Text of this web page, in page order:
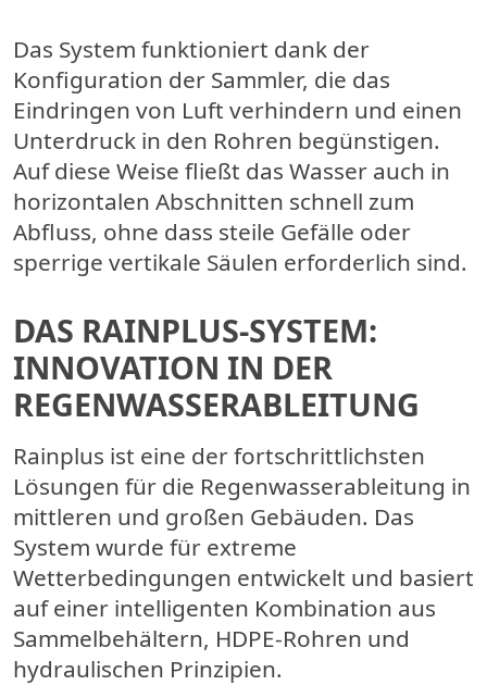
Das System funktioniert dank der
Konfiguration der Sammler, die das
Eindringen von Luft verhindern und einen
Unterdruck in den Rohren begünstigen.
Auf diese Weise fließt das Wasser auch in
horizontalen Abschnitten schnell zum
Abfluss, ohne dass steile Gefälle oder
sperrige vertikale Säulen erforderlich sind.
DAS RAINPLUS-SYSTEM:
INNOVATION IN DER
REGENWASSERABLEITUNG
Rainplus ist eine der fortschrittlichsten
Lösungen für die Regenwasserableitung in
mittleren und großen Gebäuden. Das
System wurde für extreme
Wetterbedingungen entwickelt und basiert
auf einer intelligenten Kombination aus
Sammelbehältern, HDPE-Rohren und
hydraulischen Prinzipien.